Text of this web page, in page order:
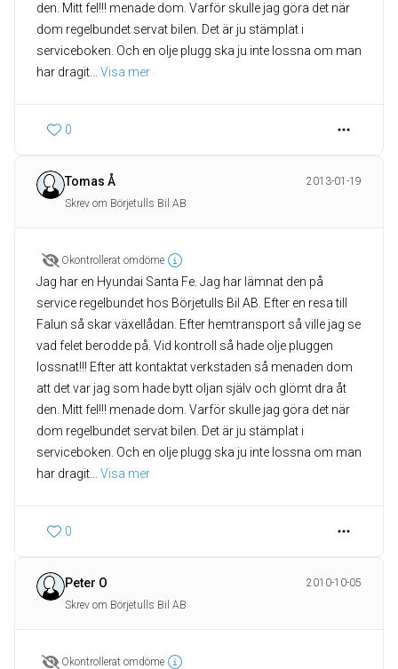
den. Mitt fel!!! menade dom. Varför skulle jag göra det när
dom regelbundet servat bilen. Det är ju stämplat i
serviceboken. Och en olje plugg ska ju inte lossna om man
har dragit
Visa mer
0
Tomas Å
2013-01-19
Skrev om Börjetulls Bil AB
Okontrollerat omdöme
Jag har en Hyundai Santa Fe. Jag har lämnat den på
service regelbundet hos Börjetulls Bil AB. Efter en resa till
Falun så skar växellådan. Efter hemtransport så ville jag se
vad felet berodde på. Vid kontroll så hade olje pluggen
lossnat!!! Efter att kontaktat verkstaden så menaden dom
att det var jag som hade bytt oljan själv och glömt dra åt
den. Mitt fel!!! menade dom. Varför skulle jag göra det när
dom regelbundet servat bilen. Det är ju stämplat i
serviceboken. Och en olje plugg ska ju inte lossna om man
har dragit
Visa mer
0
Peter O
2010-10-05
Skrev om Börjetulls Bil AB
Okontrollerat omdöme